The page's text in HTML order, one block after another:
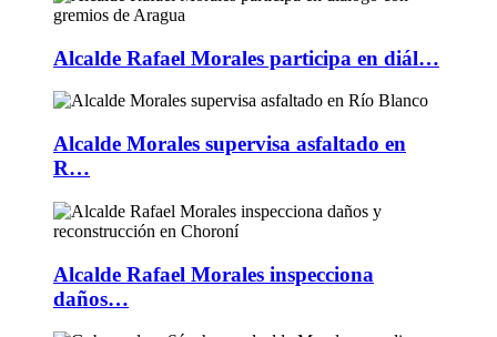
Alcalde Rafael Morales participa en diál…
Alcalde Morales supervisa asfaltado en
R…
Alcalde Rafael Morales inspecciona
daños…